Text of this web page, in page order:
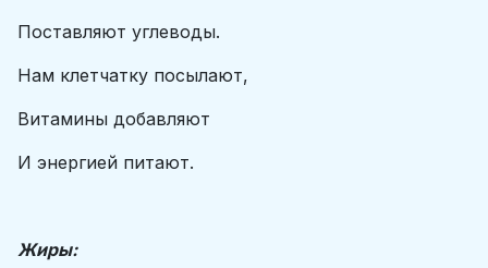
Поставляют углеводы.
Нам клетчатку посылают,
Витамины добавляют
И энергией питают.
Жиры: